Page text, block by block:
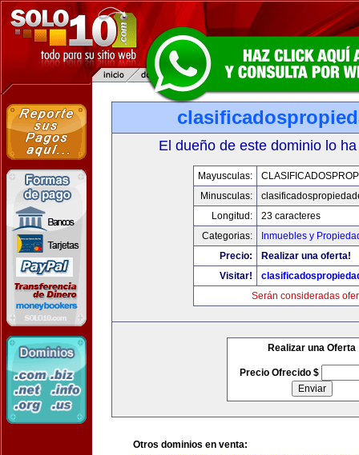
El dueño de este dominio lo
Mayusculas:
Minusculas:
Longitud:
23 caracteres
Categorias:
Inmuebles y
Precio:
Realizar una oferta!
Visitar!
Serán consideradas
Realizar una Oferta
Precio Ofrecido $
Otros dominios en venta: